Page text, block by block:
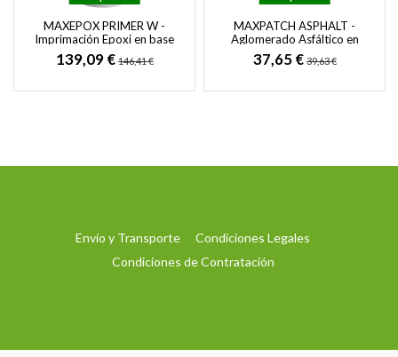
MAXEPOX PRIMER W -
Imprimación Epoxi en base
agua para Sistemas Epoxi,
Poliuretano y...
139,09 € 146,41 €
MAXPATCH ASPHALT -
Aglomerado Asfáltico en
Frío para Parcheo y
Reparación
37,65 € 39,63 €
Envío y Transporte
Condiciones Legales
Condiciones de Contratación